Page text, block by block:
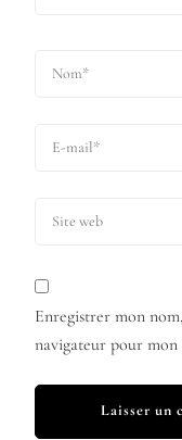
Enregistrer mon
navigateur pour